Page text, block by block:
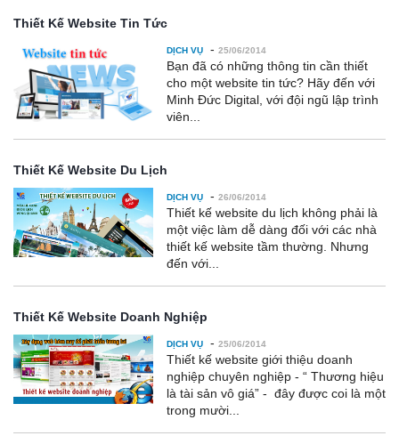
Thiết Kế Website Tin Tức
DỊCH VỤ - 25/06/2014
Bạn đã có những thông tin cần thiết
cho một website tin tức? Hãy đến với
Minh Đức Digital, với đội ngũ lập trình
viên...
Thiết Kế Website Du Lịch
DỊCH VỤ - 26/06/2014
Thiết kế website du lịch không phải là
một việc làm dễ dàng đối với các nhà
thiết kế website tầm thường. Nhưng
đến với...
Thiết Kế Website Doanh Nghiệp
DỊCH VỤ - 25/06/2014
Thiết kế website giới thiệu doanh
nghiệp chuyên nghiệp - “ Thương hiệu
là tài sản vô giá” - đây được coi là một
trong mười...